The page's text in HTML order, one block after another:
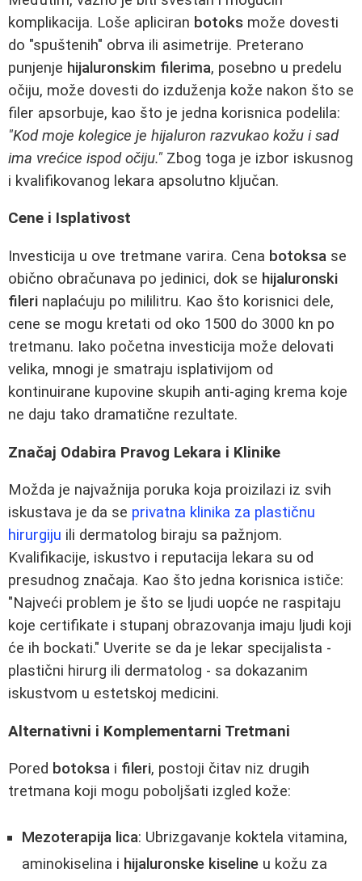
komplikacija. Loše apliciran botoks može dovesti
do "spuštenih" obrva ili asimetrije. Preterano
punjenje hijaluronskim filerima, posebno u predelu
očiju, može dovesti do izduženja kože nakon što se
filer apsorbuje, kao što je jedna korisnica podelila:
"Kod moje kolegice je hijaluron razvukao kožu i sad
ima vrećice ispod očiju." Zbog toga je izbor iskusnog
i kvalifikovanog lekara apsolutno ključan.
Cene i Isplativost
Investicija u ove tretmane varira. Cena botoksa se
obično obračunava po jedinici, dok se hijaluronski
fileri naplaćuju po mililitru. Kao što korisnici dele,
cene se mogu kretati od oko 1500 do 3000 kn po
tretmanu. Iako početna investicija može delovati
velika, mnogi je smatraju isplativijom od
kontinuirane kupovine skupih anti-aging krema koje
ne daju tako dramatične rezultate.
Značaj Odabira Pravog Lekara i Klinike
Možda je najvažnija poruka koja proizilazi iz svih
iskustava je da se privatna klinika za plastičnu
hirurgiju ili dermatolog biraju sa pažnjom.
Kvalifikacije, iskustvo i reputacija lekara su od
presudnog značaja. Kao što jedna korisnica ističe:
"Najveći problem je što se ljudi uopće ne raspitaju
koje certifikate i stupanj obrazovanja imaju ljudi koji
će ih bockati." Uverite se da je lekar specijalista -
plastični hirurg ili dermatolog - sa dokazanim
iskustvom u estetskoj medicini.
Alternativni i Komplementarni Tretmani
Pored botoksa i fileri, postoji čitav niz drugih
tretmana koji mogu poboljšati izgled kože:
Mezoterapija lica: Ubrizgavanje koktela vitamina,
aminokiselina i hijaluronske kiseline u kožu za